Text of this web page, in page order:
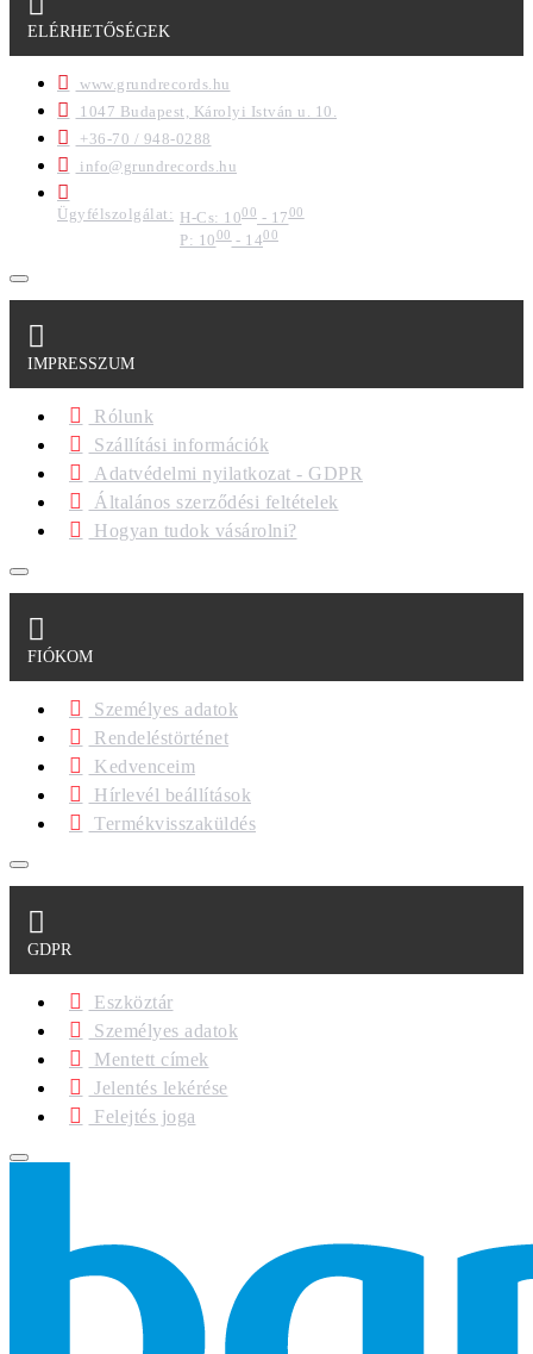
ELÉRHETŐSÉGEK
www.grundrecords.hu
1047 Budapest, Károlyi István u. 10.
+36-70 / 948-0288
info@grundrecords.hu
Ügyfélszolgálat: H-Cs: 1000 - 1700
P: 1000- 1400
IMPRESSZUM
Rólunk
Szállítási információk
Adatvédelmi nyilatkozat - GDPR
Általános szerződési feltételek
Hogyan tudok vásárolni?
FIÓKOM
Személyes adatok
Rendeléstörténet
Kedvenceim
Hírlevél beállítások
Termékvisszaküldés
GDPR
Eszköztár
Személyes adatok
Mentett címek
Jelentés lekérése
Felejtés joga